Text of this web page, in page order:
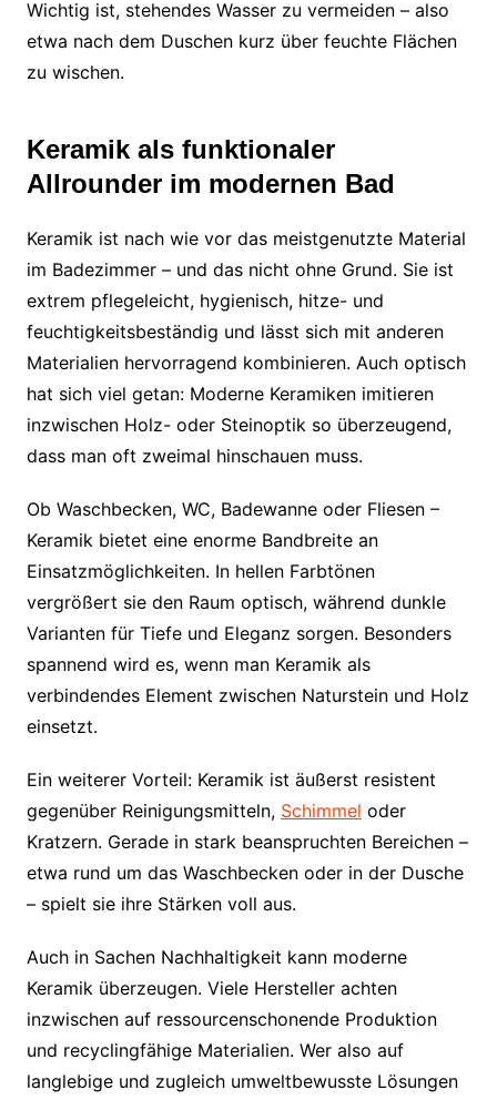
Wichtig ist, stehendes Wasser zu vermeiden – also
etwa nach dem Duschen kurz über feuchte Flächen
zu wischen.
Keramik als funktionaler
Allrounder im modernen Bad
Keramik ist nach wie vor das meistgenutzte Material
im Badezimmer – und das nicht ohne Grund. Sie ist
extrem pflegeleicht, hygienisch, hitze- und
feuchtigkeitsbeständig und lässt sich mit anderen
Materialien hervorragend kombinieren. Auch optisch
hat sich viel getan: Moderne Keramiken imitieren
inzwischen Holz- oder Steinoptik so überzeugend,
dass man oft zweimal hinschauen muss.
Ob Waschbecken, WC, Badewanne oder Fliesen –
Keramik bietet eine enorme Bandbreite an
Einsatzmöglichkeiten. In hellen Farbtönen
vergrößert sie den Raum optisch, während dunkle
Varianten für Tiefe und Eleganz sorgen. Besonders
spannend wird es, wenn man Keramik als
verbindendes Element zwischen Naturstein und Holz
einsetzt.
Ein weiterer Vorteil: Keramik ist äußerst resistent
gegenüber Reinigungsmitteln, Schimmel oder
Kratzern. Gerade in stark beanspruchten Bereichen –
etwa rund um das Waschbecken oder in der Dusche
– spielt sie ihre Stärken voll aus.
Auch in Sachen Nachhaltigkeit kann moderne
Keramik überzeugen. Viele Hersteller achten
inzwischen auf ressourcenschonende Produktion
und recyclingfähige Materialien. Wer also auf
langlebige und zugleich umweltbewusste Lösungen